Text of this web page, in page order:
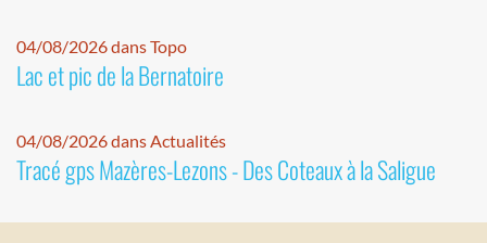
04/08/2026 dans Topo
Lac et pic de la Bernatoire
04/08/2026 dans Actualités
Tracé gps Mazères-Lezons - Des Coteaux à la Saligue